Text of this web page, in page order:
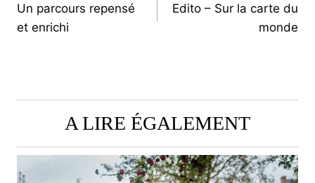
DE
Un parcours repensé
et enrichi
Edito – Sur la carte du
monde
A LIRE ÉGALEMENT